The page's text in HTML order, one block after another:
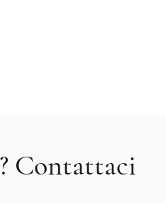
Contattaci